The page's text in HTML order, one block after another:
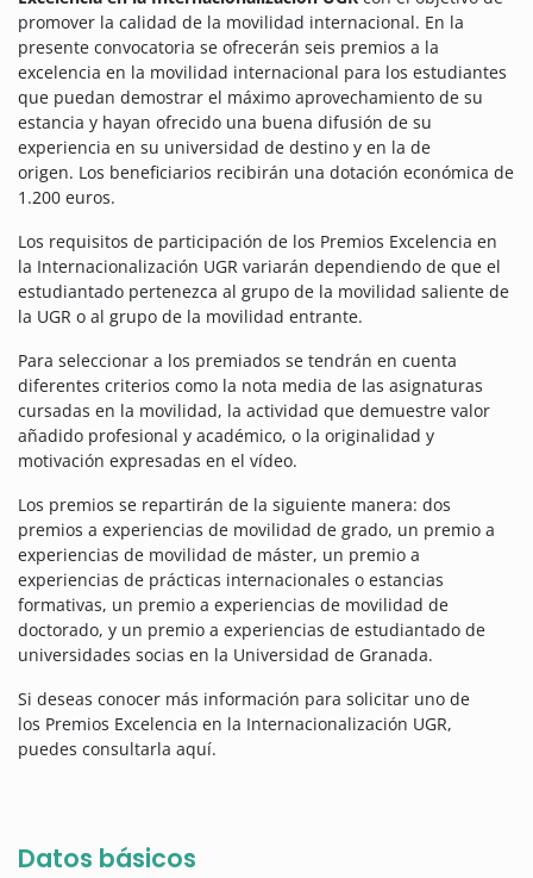
promover la calidad de la movilidad internacional. En la
presente convocatoria se ofrecerán seis premios a la
excelencia en la movilidad internacional para los estudiantes
que puedan demostrar el máximo aprovechamiento de su
estancia y hayan ofrecido una buena difusión de su
experiencia en su universidad de destino y en la de
origen. Los beneficiarios recibirán una dotación económica de
1.200 euros.
Los requisitos de participación de los Premios Excelencia en
la Internacionalización UGR variarán dependiendo de que el
estudiantado pertenezca al grupo de la movilidad saliente de
la UGR o al grupo de la movilidad entrante.
Para seleccionar a los premiados se tendrán en cuenta
diferentes criterios como la nota media de las asignaturas
cursadas en la movilidad, la actividad que demuestre valor
añadido profesional y académico, o la originalidad y
motivación expresadas en el vídeo.
Los premios se repartirán de la siguiente manera: dos
premios a experiencias de movilidad de grado, un premio a
experiencias de movilidad de máster, un premio a
experiencias de prácticas internacionales o estancias
formativas, un premio a experiencias de movilidad de
doctorado, y un premio a experiencias de estudiantado de
universidades socias en la Universidad de Granada.
Si deseas conocer más información para solicitar uno de
los Premios Excelencia en la Internacionalización UGR,
puedes consultarla aquí.
Datos básicos